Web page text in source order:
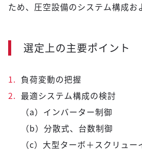
ため、圧空設備のシステム構成
選定上の主要ポイント
1. 負荷変動の把握
2. 最適システム構成の検討
（a）インバーター制御
（b）分散式、台数制御
（c）大型ターボ＋スクリュ